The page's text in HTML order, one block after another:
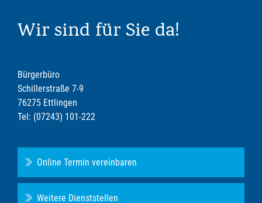
Wir sind für Sie da!
Bürgerbüro
Schillerstraße 7-9
76275 Ettlingen
Tel: (07243) 101-222
Online Termin vereinbaren
Weitere Dienststellen